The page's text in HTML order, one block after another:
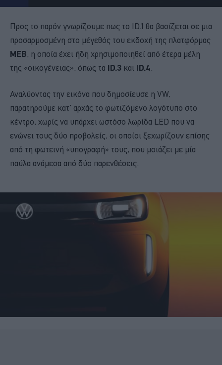
Προς το παρόν γνωρίζουμε πως το ID.1 θα βασίζεται σε μια
προσαρμοσμένη στο μέγεθός του εκδοχή της πλατφόρμας
MEB, η οποία έχει ήδη χρησιμοποιηθεί από έτερα μέλη
της «οικογένειας», όπως τα ID.3 και ID.4
Αναλύοντας την εικόνα που δημοσίευσε η VW,
παρατηρούμε κατ’ αρχάς το φωτιζόμενο λογότυπο στο
κέντρο, χωρίς να υπάρχει ωστόσο λωρίδα LED που να
ενώνει τους δύο προβολείς, οι οποίοι ξεχωρίζουν επίσης
από τη φωτεινή «υπογραφή» τους, που μοιάζει με μία
παύλα ανάμεσα από δύο παρενθέσεις.